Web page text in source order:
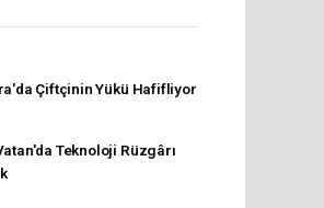
Çiftçinin Yükü Hafifliyor
Teknoloji Rüzgârı